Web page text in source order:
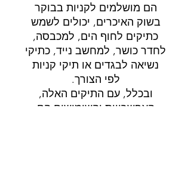
הם מושלמים לקניות בבוקר
בשוק האיכרים, יכולים לשמש
כתיקים לחוף הים, למכבסה,
לחדר כושר, למחשב נייד, כתיקי
נשיאה לבגדים או תיקי קניות
לפי הצורך.
ובכלל, עם התיקים האלה,
האפשרויות והשימושים הם